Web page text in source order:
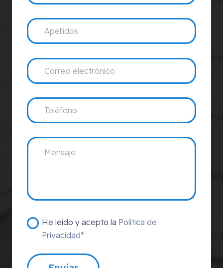
He leído y acepto la Política de
Privacidad*